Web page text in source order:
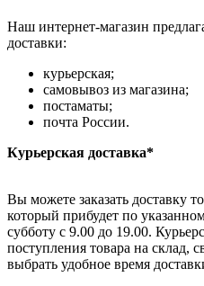
Наш интернет-магазин
доставки:
курьерская;
самовывоз из магазина;
постаматы;
почта России.
Курьерская доставка*
Вы можете заказать доставку
который прибудет по
субботу с 9.00 до 19.00.
поступления товара на склад,
выбрать удобное время